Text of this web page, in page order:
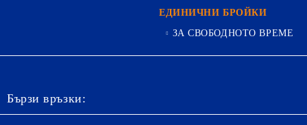
ЕДИНИЧНИ БРОЙКИ
ЗА СВОБОДНОТО ВРЕМЕ
Бързи връзки: